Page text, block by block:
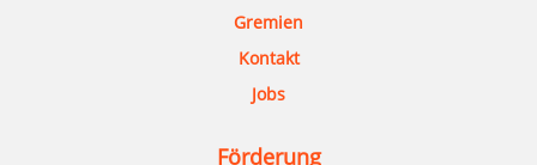
Gremien
Kontakt
Jobs
Förderung